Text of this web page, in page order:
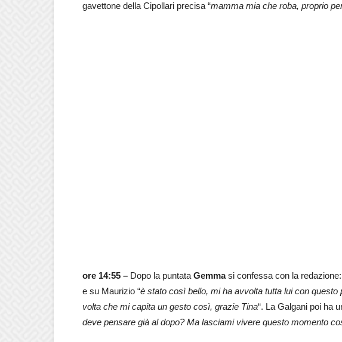
gavettone della Cipollari precisa “mamma mia che roba, proprio
ore 14:55 – Dopo la puntata Gemmasi confessa con la redazione:
e su Maurizio “è stato così bello, mi ha avvolta tutta lui con questo
volta che mi capita un gesto così, grazie Tina“. La Galgani poi ha
deve pensare già al dopo? Ma lasciami vivere questo momento